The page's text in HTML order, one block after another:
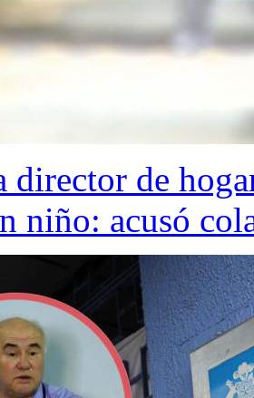
director de
niño: acusó